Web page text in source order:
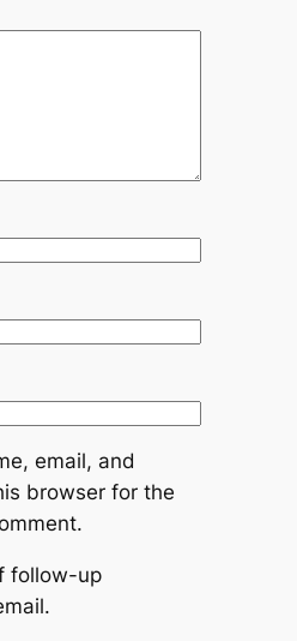
email, and
browser for the
follow-up